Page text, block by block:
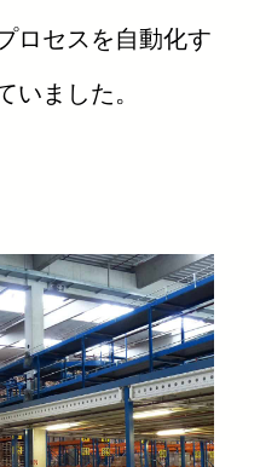
ロセスを自動化す
いました。